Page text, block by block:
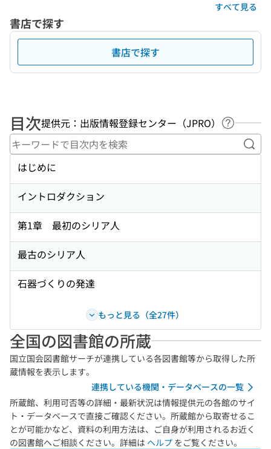
すべて見る
書店で探す
書店で探す
目次提供元：出版情報登録センター（JPRO）
ヘルプペ
キ
はじめに
イントロダクション
第1章 最初のシリア人
最古のシリア人
石器づくりの発達
もっと見る（全27件）
全国の図書館の所蔵
国立国会図書館サーチが連携している各図書館等から取得した所
蔵情報を表示します。
連携している機関・データベースの一覧
所蔵館、利用可否等の詳細・最新状況は情報提供元の各館のサイ
ト・データベースで直接ご確認ください。所蔵館から取寄せるこ
とが可能かなど、資料の利用方法は、ご自身が利用されるお近く
の図書館へご相談ください。詳細は ヘルプ をご覧ください。